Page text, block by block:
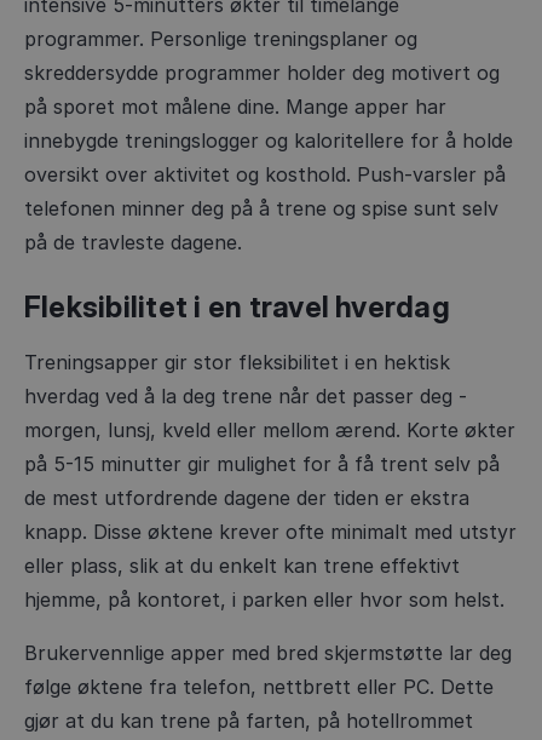
programmer. Personlige treningsplaner og
skreddersydde programmer holder deg motivert og
på sporet mot målene dine. Mange apper har
innebygde treningslogger og kaloritellere for å holde
oversikt over aktivitet og kosthold. Push-varsler på
telefonen minner deg på å trene og spise sunt selv
på de travleste dagene.
Fleksibilitet i en travel hverdag
Treningsapper gir stor fleksibilitet i en hektisk
hverdag ved å la deg trene når det passer deg -
morgen, lunsj, kveld eller mellom ærend. Korte økter
på 5-15 minutter gir mulighet for å få trent selv på
de mest utfordrende dagene der tiden er ekstra
knapp. Disse øktene krever ofte minimalt med utstyr
eller plass, slik at du enkelt kan trene effektivt
hjemme, på kontoret, i parken eller hvor som helst.
Brukervennlige apper med bred skjermstøtte lar deg
følge øktene fra telefon, nettbrett eller PC. Dette
gjør at du kan trene på farten, på hotellrommet